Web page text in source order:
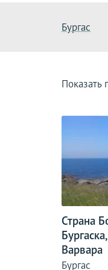
Бургас
Показать
Страна
Варвара
Бургас